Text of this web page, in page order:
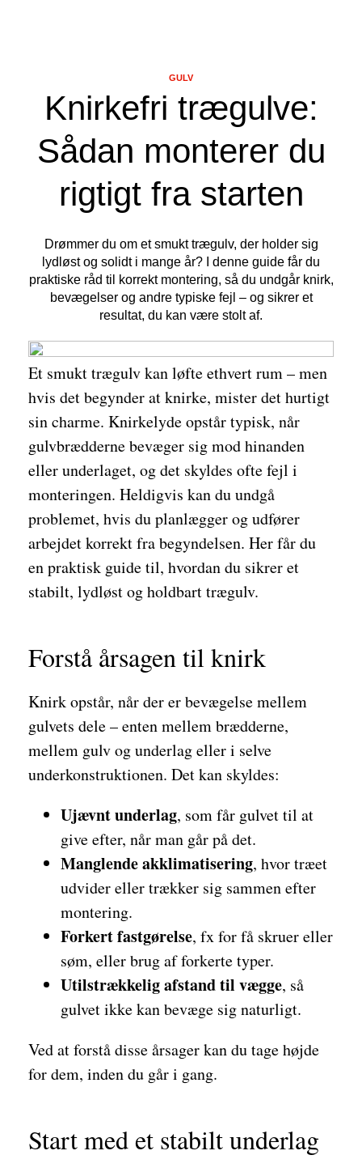
Knirkefri trægulve:
Sådan monterer du
rigtigt fra starten
GULV
Drømmer du om et smukt trægulv, der holder sig
lydløst og solidt i mange år? I denne guide får du
praktiske råd til korrekt montering, så du undgår knirk,
bevægelser og andre typiske fejl – og sikrer et
resultat, du kan være stolt af.
Et smukt trægulv kan løfte ethvert rum – men
hvis det begynder at knirke, mister det hurtigt
sin charme. Knirkelyde opstår typisk, når
gulvbrædderne bevæger sig mod hinanden
eller underlaget, og det skyldes ofte fejl i
monteringen. Heldigvis kan du undgå
problemet, hvis du planlægger og udfører
arbejdet korrekt fra begyndelsen. Her får du
en praktisk guide til, hvordan du sikrer et
stabilt, lydløst og holdbart trægulv.
Forstå årsagen til knirk
Knirk opstår, når der er bevægelse mellem
gulvets dele – enten mellem brædderne,
mellem gulv og underlag eller i selve
underkonstruktionen. Det kan skyldes:
Ujævnt underlag, som får gulvet til at
give efter, når man går på det.
Manglende akklimatisering, hvor træet
udvider eller trækker sig sammen efter
montering.
Forkert fastgørelse, fx for få skruer eller
søm, eller brug af forkerte typer.
Utilstrækkelig afstand til vægge, så
gulvet ikke kan bevæge sig naturligt.
Ved at forstå disse årsager kan du tage højde
for dem, inden du går i gang.
Start med et stabilt underlag